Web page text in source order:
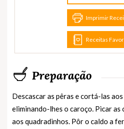
Imprimir
Receitas
Preparação
Descascar as pêras e cortá-las
eliminando-lhes o caroço. Picar as
aos quadradinhos. Pôr o caldo a